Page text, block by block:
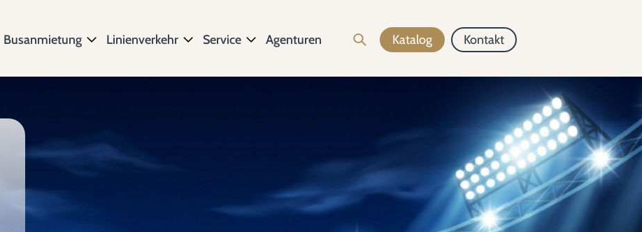
Busanmietung Linienverkehr Service Agenturen Katalog Kontakt